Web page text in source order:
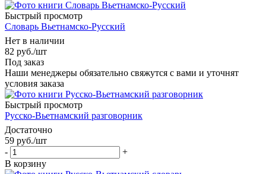
Быстрый просмотр
Словарь Вьетнамско-Русский
Нет в наличии
82 руб./шт
Под заказ
Наши менеджеры обязательно свяжутся с вами и уточнят
условия заказа
Быстрый просмотр
Русско-Вьетнамский разговорник
Достаточно
59 руб./шт
-
+
В корзину